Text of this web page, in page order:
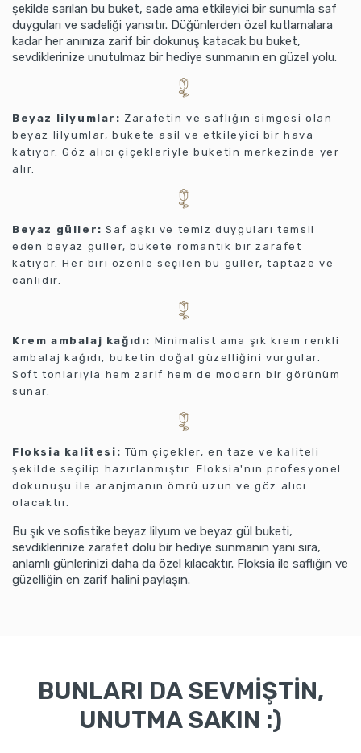
şekilde sarılan bu buket, sade ama etkileyici bir sunumla saf
duyguları ve sadeliği yansıtır. Düğünlerden özel kutlamalara
kadar her anınıza zarif bir dokunuş katacak bu buket,
sevdiklerinize unutulmaz bir hediye sunmanın en güzel yolu.
Beyaz lilyumlar: Zarafetin ve saflığın simgesi olan
beyaz lilyumlar, bukete asil ve etkileyici bir hava
katıyor. Göz alıcı çiçekleriyle buketin merkezinde yer
alır.
Beyaz güller: Saf aşkı ve temiz duyguları temsil
eden beyaz güller, bukete romantik bir zarafet
katıyor. Her biri özenle seçilen bu güller, taptaze ve
canlıdır.
Krem ambalaj kağıdı: Minimalist ama şık krem renkli
ambalaj kağıdı, buketin doğal güzelliğini vurgular.
Soft tonlarıyla hem zarif hem de modern bir görünüm
sunar.
Floksia kalitesi: Tüm çiçekler, en taze ve kaliteli
şekilde seçilip hazırlanmıştır. Floksia'nın profesyonel
dokunuşu ile aranjmanın ömrü uzun ve göz alıcı
olacaktır.
Bu şık ve sofistike beyaz lilyum ve beyaz gül buketi,
sevdiklerinize zarafet dolu bir hediye sunmanın yanı sıra,
anlamlı günlerinizi daha da özel kılacaktır. Floksia ile saflığın ve
güzelliğin en zarif halini paylaşın.
BUNLARI DA SEVMİŞTİN,
UNUTMA SAKIN :)